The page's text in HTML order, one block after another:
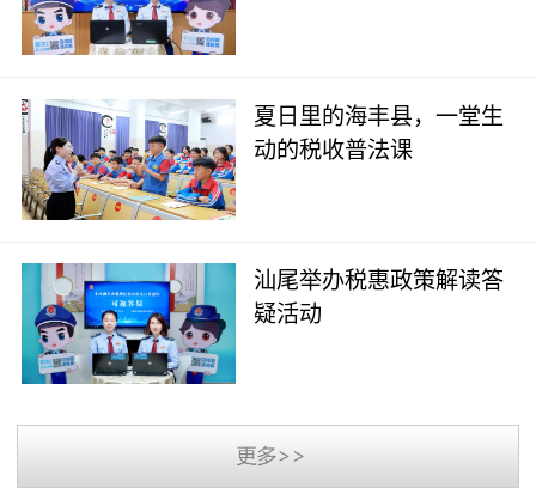
夏日里的海丰县，一堂生
动的税收普法课
汕尾举办税惠政策解读答
疑活动